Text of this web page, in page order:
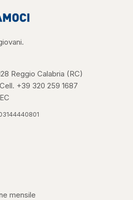
Reggio Calabria (RC)
+39 320 259 1687
mensile